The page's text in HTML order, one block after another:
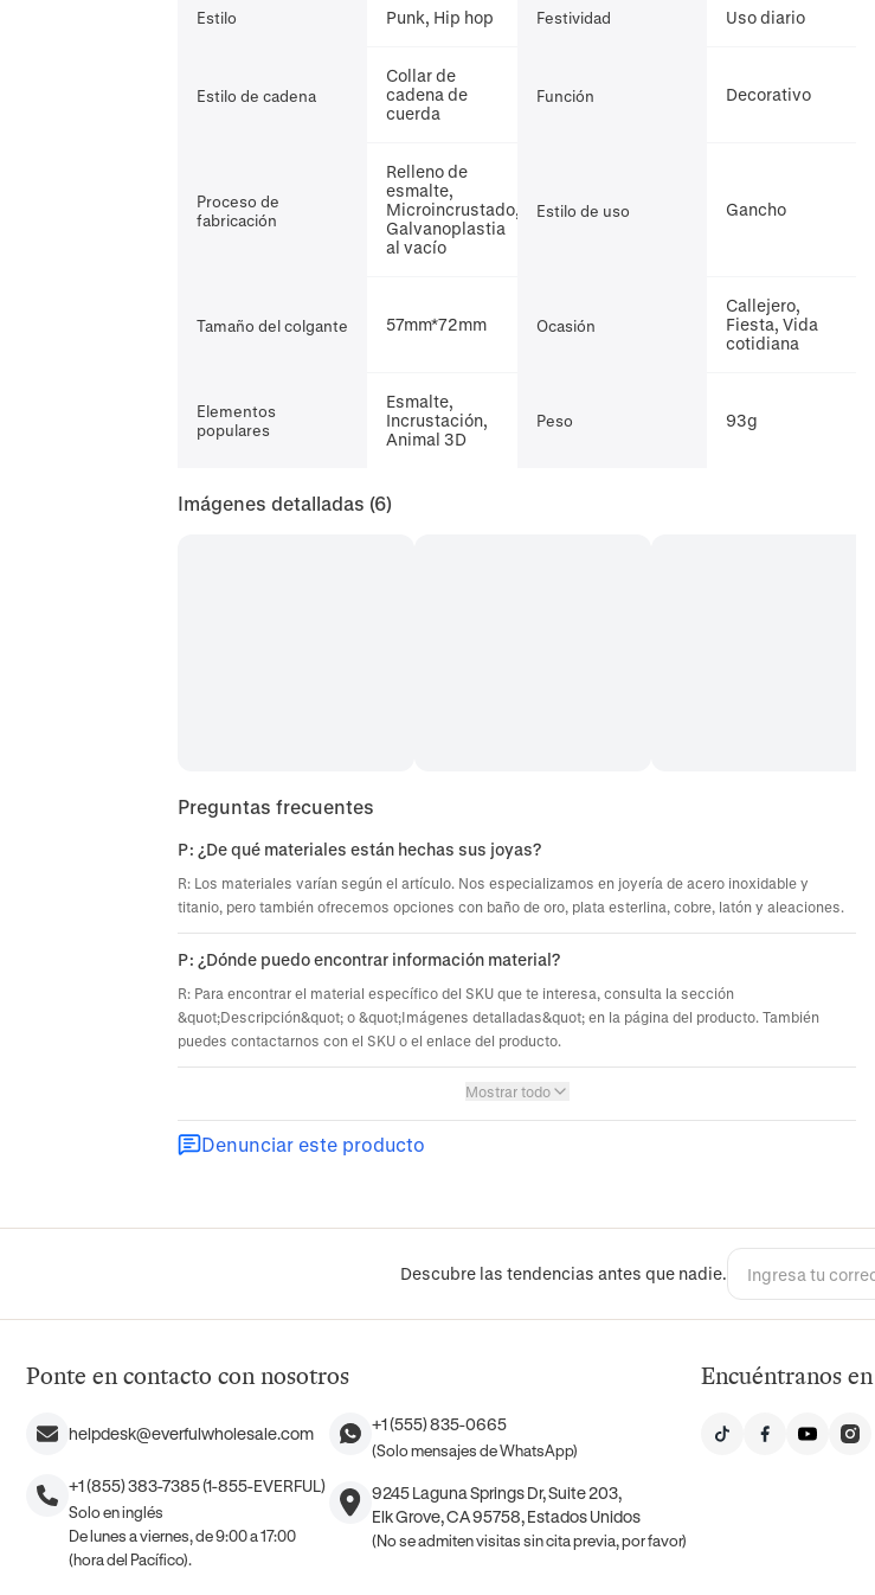
Estilo Punk, Hip hop Festividad Uso diario
Estilo de cadena
Collar de
cadena de
cuerda
Función Decorativo
Proceso de
fabricación
Relleno de
esmalte,
Microincrustado,
Galvanoplastia
al vacío
Estilo de uso Gancho
Tamaño del colgante 57mm*72mm Ocasión
Callejero,
Fiesta, Vida
cotidiana
Elementos
populares
Esmalte,
Incrustación,
Animal 3D
Peso 93g
Imágenes detalladas (6)
Preguntas frecuentes
P: ¿De qué materiales están hechas sus joyas?
R: Los materiales varían según el artículo. Nos especializamos en joyería de acero inoxidable y
titanio, pero también ofrecemos opciones con baño de oro, plata esterlina, cobre, latón y aleaciones.
P: ¿Dónde puedo encontrar información material?
R: Para encontrar el material específico del SKU que te interesa, consulta la sección
&quot;Descripción&quot; o &quot;Imágenes detalladas&quot; en la página del producto. También
puedes contactarnos con el SKU o el enlace del producto.
Mostrar todo
Denunciar este producto
Descubre las tendencias antes que nadie.
Ponte en contacto con nosotros
helpdesk@everfulwholesale.com
+1 (855) 383-7385 (1-855-EVERFUL)
Solo en inglés
De lunes a viernes, de 9:00 a 17:00
(hora del Pacífico).
+1 (555) 835-0665
(Solo mensajes de WhatsApp)
9245 Laguna Springs Dr, Suite 203,
Elk Grove, CA 95758, Estados Unidos
(No se admiten visitas sin cita previa, por favor)
Encuéntranos en